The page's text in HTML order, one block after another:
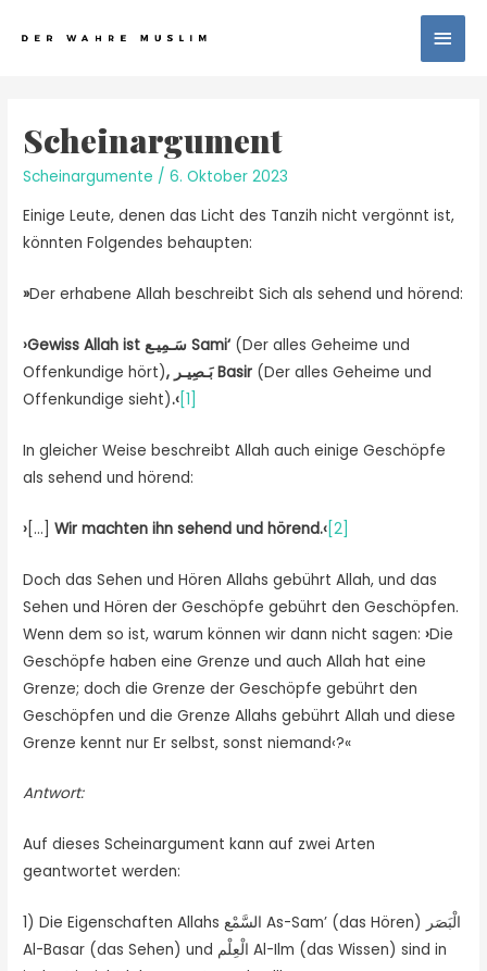
Scheinargument
Scheinargumente /6. Oktober 2023
Einige Leute, denen das Licht des Tanzih nicht vergönnt ist,
könnten Folgendes behaupten:
»Der erhabene Allah beschreibt Sich als sehend und hörend:
›Gewiss Allah istسَـمِيـع Sami‘ (Der alles Geheime und
Offenkundige hört), بَـصِيـرBasir (Der alles Geheime und
Offenkundige sieht).‹[1]
In gleicher Weise beschreibt Allah auch einige Geschöpfe
als sehend und hörend:
›[…]Wir machten ihn sehend und hörend.‹[2]
Doch das Sehen und Hören Allahs gebührt Allah, und das
Sehen und Hören der Geschöpfe gebührt den Geschöpfen.
Wenn dem so ist, warum können wir dann nicht sagen:›Die
Geschöpfe haben eine Grenze und auch Allah hat eine
Grenze; doch die Grenze der Geschöpfe gebührt den
Geschöpfen und die Grenze Allahs gebührt Allah und diese
Grenze kennt nur Er selbst, sonst niemand‹?«
Antwort:
Auf dieses Scheinargument kann auf zwei Arten
geantwortet werden:
1) Die Eigenschaften Allahs السَّمْع As-Sam’ (das Hören) الْبَصَر
Al-Basar (das Sehen) und الْعِلْم Al-Ilm (das Wissen) sind in